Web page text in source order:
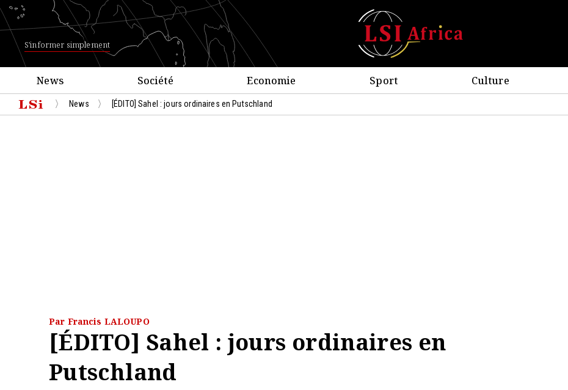
S'informer simplement
News Société Economie Sport Culture
News [ÉDITO] Sahel : jours ordinaires en Putschland
Par Francis LALOUPO
[ÉDITO] Sahel : jours ordinaires en
Putschland